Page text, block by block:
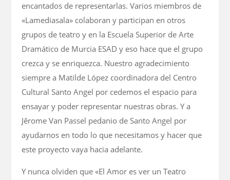
encantados de representarlas. Varios miembros de
«Lamediasala» colaboran y participan en otros
grupos de teatro y en la Escuela Superior de Arte
Dramático de Murcia ESAD y eso hace que el grupo
crezca y se enriquezca. Nuestro agradecimiento
siempre a Matilde López coordinadora del Centro
Cultural Santo Angel por cedemos el espacio para
ensayar y poder representar nuestras obras. Y a
Jêrome Van Passel pedanio de Santo Angel por
ayudarnos en todo lo que necesitamos y hacer que
este proyecto vaya hacia adelante.
Y nunca olviden que «El Amor es ver un Teatro